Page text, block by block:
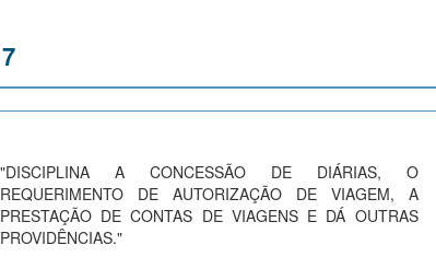
"DISCIPLINA A CONCESSÃO DE DIÁRIAS, O
REQUERIMENTO DE AUTORIZAÇÃO DE VIAGEM, A
PRESTAÇÃO DE CONTAS DE VIAGENS E DÁ OUTRAS
PROVIDÊNCIAS."